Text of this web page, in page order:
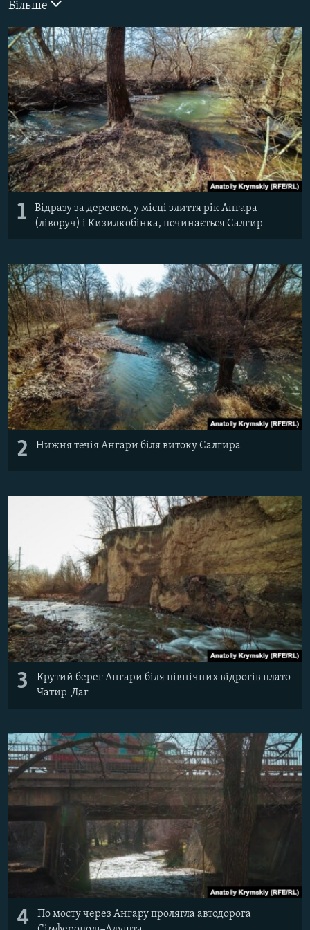
СВІДЧЕННЯ ОКУПАЦІЇ
УКРАЇНСЬКА ПРОБЛЕМА КРИМУ
ІНФОГРАФІКА
Русский
Qırımtatar
ДОЛУЧАЙСЯ!
Усі сайти RFE/RL
Більше
1
Відразу за деревом, у місці злиття рік Ангара
(ліворуч) і Кизилкобінка, починається Салгир
2 Нижня течія Ангари біля витоку Салгира
3
Крутий берег Ангари біля північних відрогів плато
Чатир-Даг
4
По мосту через Ангару пролягла автодорога